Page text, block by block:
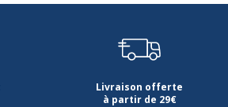
Livraison offerte
à partir de 29€